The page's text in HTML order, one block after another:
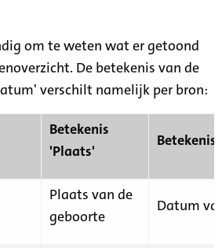
om te weten wat er getoond
De betekenis van de
verschilt namelijk per bron:
Betekenis
'Plaats'
Plaats van de
geboorte
Datum